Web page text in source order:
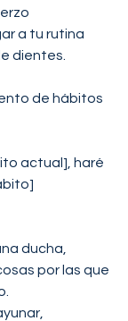
a tu rutina
dientes.
de hábitos
actual], haré
ducha,
por las que